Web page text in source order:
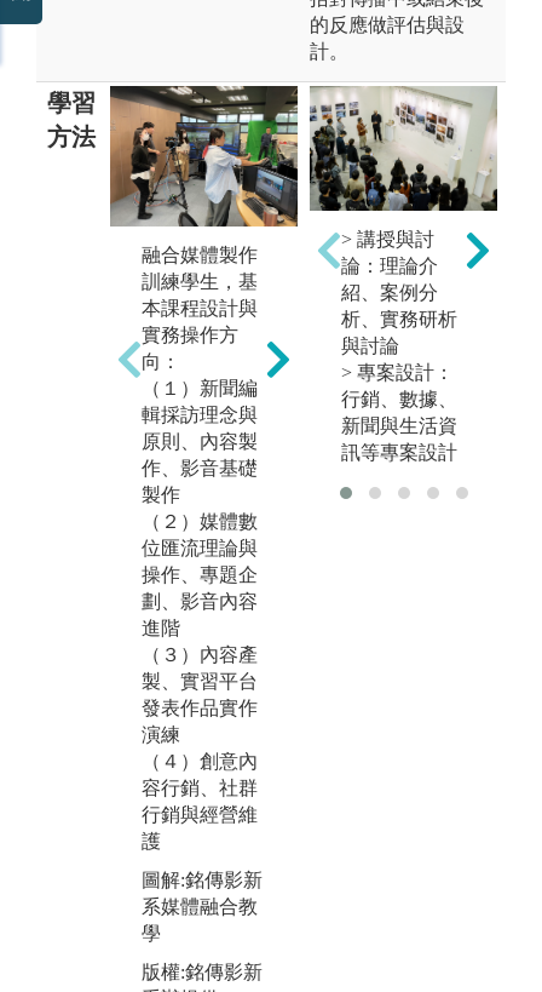
的反應做評估與設
計。
學習
方法
融合媒體製作
訓練學生，基
本課程設計與
實務操作方
向：
（１）新聞編
輯採訪理念與
原則、內容製
作、影音基礎
製作
（２）媒體數
位匯流理論與
操作、專題企
劃、影音內容
進階
（３）內容產
製、實習平台
發表作品實作
演練
（４）創意內
容行銷、社群
行銷與經營維
護
圖解:銘傳影新
系媒體融合教
學
版權:銘傳影新
媒體數位匯流
關鍵是平台建
置，本系自201
8年元月實習媒
體全面改版，
新的平台，編
> 講授與討
論：理論介
紹、案例分
析、實務研析
與討論
> 專案設計：
行銷、數據、
新聞與生活資
訊等專案設計